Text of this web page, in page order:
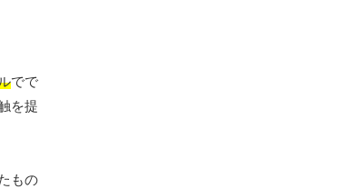
でで
を提
もの